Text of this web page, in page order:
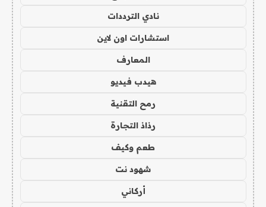
نادي الترددات
استشارات اون لاين
المعارف
هيدب فيديو
رمح التقنية
رذاذ التجارة
طعم وكيف
شهود نت
أركاني